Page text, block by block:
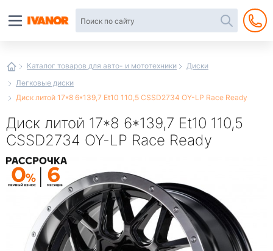
Каталог товаров для авто- и мототехники
Диски
Легковые диски
Диск литой 17*8 6*139,7 Et10 110,5 CSSD2734 OY-LP Race Ready
Диск литой 17*8 6*139,7 Et10 110,5
CSSD2734 OY-LP Race Ready
интернет-